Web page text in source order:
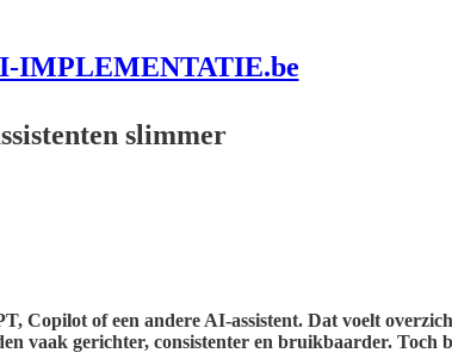
IMPLEMENTATIE.be
slimmer
Copilot of een andere AI-assistent. Dat voelt
vaak gerichter, consistenter en bruikbaarder. Toch